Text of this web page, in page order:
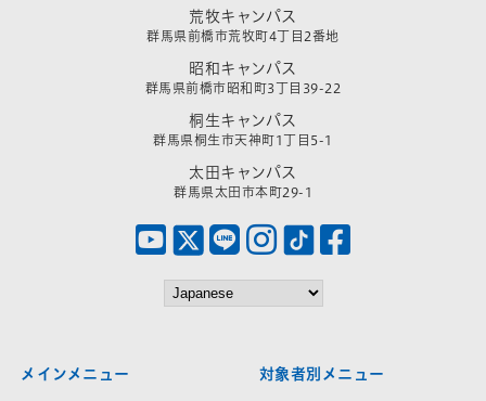
荒牧キャンパス
群馬県前橋市荒牧町4丁目2番地
昭和キャンパス
群馬県前橋市昭和町3丁目39-22
桐生キャンパス
群馬県桐生市天神町1丁目5-1
太田キャンパス
群馬県太田市本町29-1
メインメニュー 対象者別メニュー